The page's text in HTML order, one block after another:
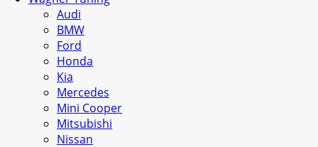
Audi
BMW
Ford
Honda
Kia
Mercedes
Mini Cooper
Mitsubishi
Nissan